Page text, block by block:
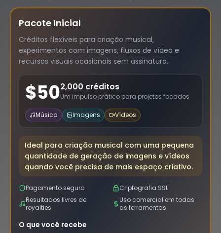
Pacote Inicial
Créditos flexíveis para criação musical,
experimentos com imagens, fluxos de vídeo e
recursos visuais ocasionais sem assinatura.
$502,000 créditos
Um impulso prático para projetos focados
Música Imagens Vídeos
Ideal para criação musical com uma pequena
quantidade de geração de imagens e vídeos
quando você precisa de mais espaço criativo.
Pagamento seguro
Criptografia SSL
Resultados livres de
royalties
Uso comercial em todas
as ferramentas
O que você recebe